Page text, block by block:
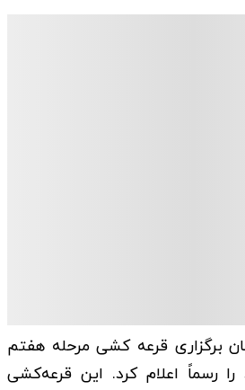
برگزاری قرعه کشی مرحله هفتم
رسماً اعلام کرد. این قرعه‌کشی